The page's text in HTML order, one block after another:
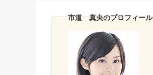
市道 真央のプロフィール